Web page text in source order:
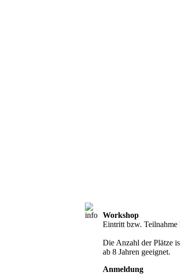
Workshop
Eintritt bzw. Teilnahme
Die Anzahl der Plätze
ab 8 Jahren geeignet.
Anmeldung